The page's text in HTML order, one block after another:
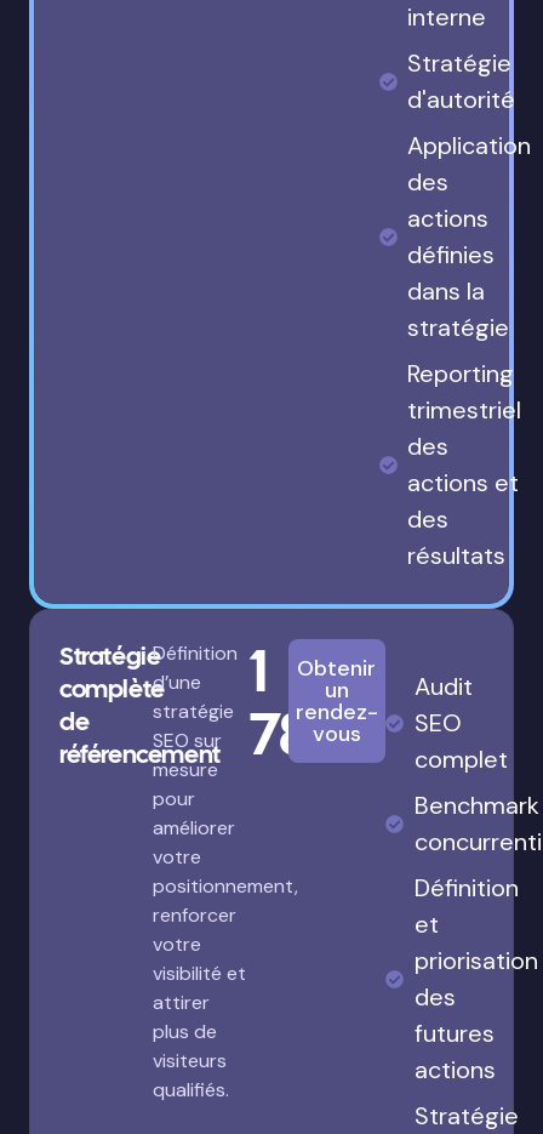
interne
Stratégie
d'autorité
Application
des
actions
définies
dans la
stratégie
Reporting
trimestriel
des
actions et
des
résultats
Stratégie
complète
de
référencement
Définition
d’une
stratégie
SEO sur
mesure
pour
améliorer
votre
positionnement,
renforcer
votre
visibilité et
attirer
plus de
visiteurs
qualifiés.
1
780€
Obtenir
un
rendez-
vous
Audit
SEO
complet
Benchmark
Définition
et
priorisation
des
futures
actions
Stratégie